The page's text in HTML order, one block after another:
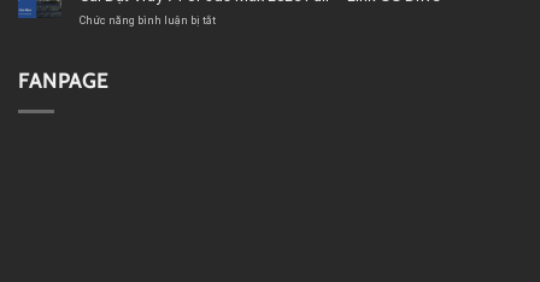
lượng
Link
GG
Project
2019
Chức năng bình luận bị tắtở
FANPAGE